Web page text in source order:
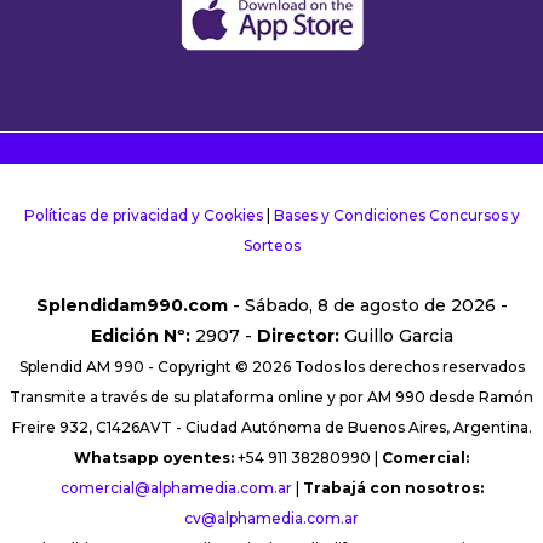
Políticas de privacidad y Cookies| Bases y Condiciones Concursos y
Sorteos
Splendidam990.com- Sábado, 8 de agosto de 2026 -
Edición Nº:2907 - Director:Guillo Garcia
Splendid AM 990 - Copyright © 2026 Todos los derechos reservados
Transmite a través de su plataforma online y por AM 990 desde Ramón
Freire 932, C1426AVT - Ciudad Autónoma de Buenos Aires, Argentina.
Whatsapp oyentes: +54 911 38280990 | Comercial:
comercial@alphamedia.com.ar| Trabajá con nosotros:
cv@alphamedia.com.ar